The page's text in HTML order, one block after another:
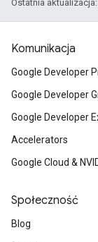
Ostatnia aktualizacja:
Komunikacja
Google Developer
Google Developer
Google Developer
Accelerators
Google Cloud &
Społeczność
Blog